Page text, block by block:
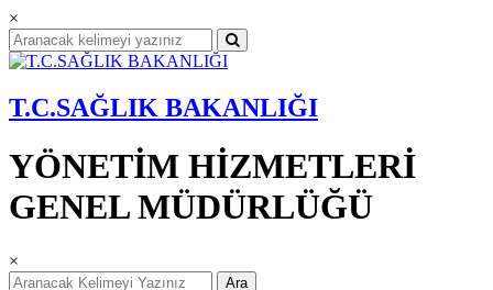
×
T.C.SAĞLIK BAKANLIĞI
YÖNETİM HİZMETLERİ
GENEL MÜDÜRLÜĞÜ
×
Ara